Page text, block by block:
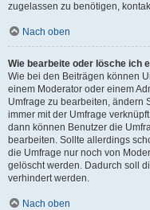
zugelassen zu benötigen,
Nach oben
Wie bearbeite oder lösche ich
Wie bei den Beiträgen können
einem Moderator oder einem
Umfrage zu bearbeiten, ändern
immer mit der Umfrage
dann können Benutzer die
bearbeiten. Sollte allerdings
die Umfrage nur noch von
gelöscht werden. Dadurch soll
verhindert werden.
Nach oben